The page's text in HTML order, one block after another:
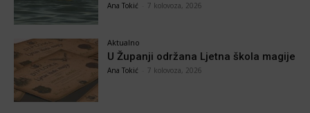
Ana Tokić 7 kolovoza, 2026
Aktualno
U Županji održana Ljetna škola magije
Ana Tokić 7 kolovoza, 2026